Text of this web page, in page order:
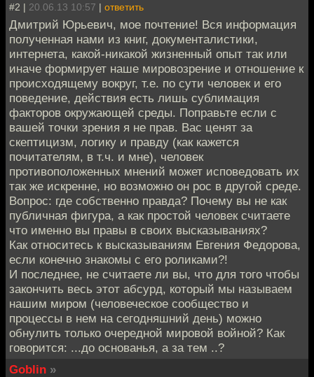
#2 | 20.06.13 10:57 | ответить
Дмитрий Юрьевич, мое почтение! Вся информация
полученная нами из книг, документалистики,
интернета, какой-никакой жизненный опыт так или
иначе формирует наше мировозрение и отношение к
происходящему вокруг, т.е. по сути человек и его
поведение, действия есть лишь сублимация
факторов окружающей среды. Поправьте если с
вашей точки зрения я не прав. Вас ценят за
скептицизм, логику и правду (как кажется
почитателям, в т.ч. и мне), человек
противоположенных мнений может исповедовать их
так же искренне, но возможно он рос в другой среде.
Вопрос: где собственно правда? Почему вы не как
публичная фигура, а как простой человек считаете
что именно вы правы в своих высказываниях?
Как относитесь к высказываниям Евгения Федорова,
если конечно знакомы с его роликами?!
И последнее, не считаете ли вы, что для того чтобы
закончить весь этот абсурд, который мы называем
нашим миром (человеческое сообщество и
процессы в нем на сегодняшний день) можно
обнулить только очередной мировой войной? Как
говорится: ...до основанья, а за тем ..?
Goblin »